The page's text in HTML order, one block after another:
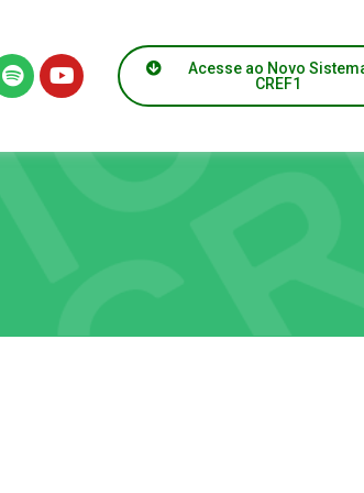
Acesse ao Novo
CREF1